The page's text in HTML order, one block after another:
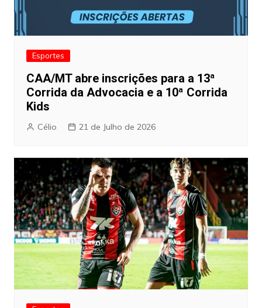
Esportes
CAA/MT abre inscrições para a 13ª
Corrida da Advocacia e a 10ª Corrida
Kids
Célio 21 de Julho de 2026